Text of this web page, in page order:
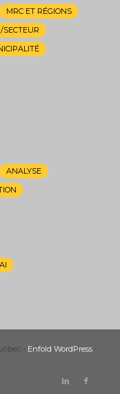
MRC ET RÉGIONS
SECTEUR
ANALYSE
- Enfold WordPress